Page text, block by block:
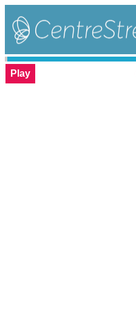
Play